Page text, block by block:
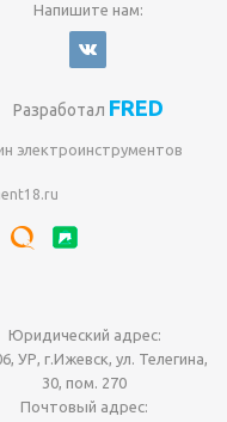
Напишите нам:
Разработал FRED
электроинструментов
Юридический адрес:
УР, г.Ижевск, ул. Телегина,
30, пом. 270
Почтовый адрес: